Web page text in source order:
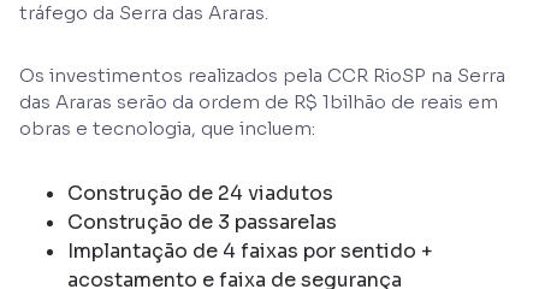
tráfego da Serra das Araras.
Os investimentos realizados pela CCR RioSP na Serra
das Araras serão da ordem de R$ 1bilhão de reais em
obras e tecnologia, que incluem:
Construção de 24 viadutos
Construção de 3 passarelas
Implantação de 4 faixas por sentido +
acostamento e faixa de segurança